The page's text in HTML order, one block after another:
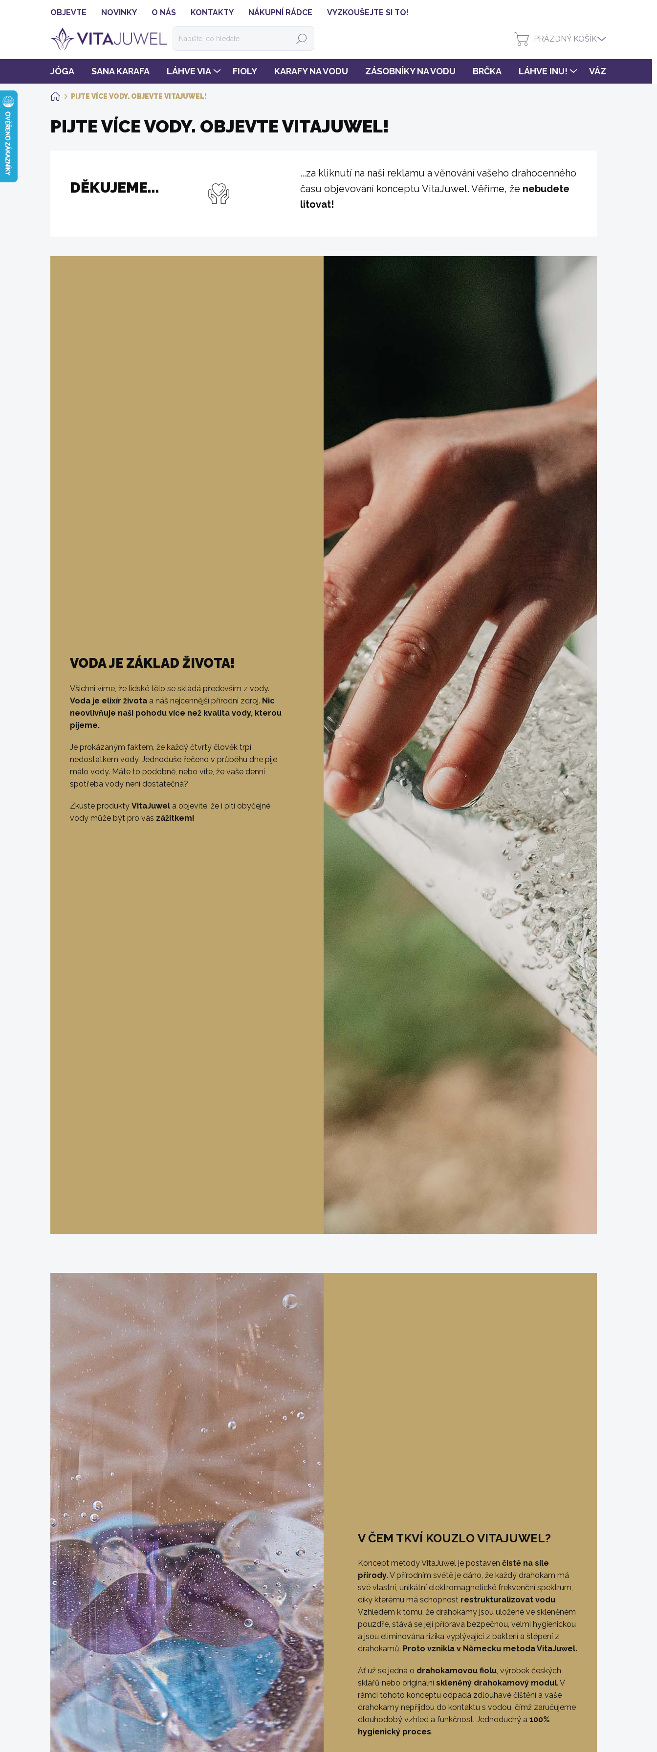
OBJEVTE NOVINKY O NÁS KONTAKTY NÁKUPNÍ RÁDCE VYZKOUŠEJTE SI TO!
HLEDAT PRÁZDNÝ KOŠÍK
JÓGA SANA KARAFA LÁHVE VIA FIOLY KARAFY NA VODU ZÁSOBNÍKY NA VODU BRČKA LÁHVE INU! VÁZY FLORA
DOMŮPIJTE VÍCE VODY. OBJEVTE VITAJUWEL!
PIJTE VÍCE VODY. OBJEVTE VITAJUWEL!
DĚKUJEME...
...za kliknutí na naši reklamu a věnování vašeho drahocenného
času objevování konceptu VitaJuwel. Věříme, že nebudete
litovat!
VODA JE ZÁKLAD ŽIVOTA!
Všichni víme, že lidské tělo se skládá především z vody.
Voda je elixír života a náš nejcennější přírodní zdroj. Nic
neovlivňuje naši pohodu více než kvalita vody, kterou
pijeme.
Je prokázaným faktem, že každý čtvrtý člověk trpí
nedostatkem vody. Jednoduše řečeno v průběhu dne pije
málo vody. Máte to podobně, nebo víte, že vaše denní
spotřeba vody není dostatečná?
Zkuste produkty VitaJuwel a objevíte, že i pití obyčejné
vody může být pro vás zážitkem!
V ČEM TKVÍ KOUZLO VITAJUWEL?
Koncept metody VitaJuwel je postaven čistě na síle
přírody. V přírodním světě je dáno, že každý drahokam má
své vlastní, unikátní elektromagnetické frekvenční spektrum,
díky kterému má schopnost restrukturalizovat vodu.
Vzhledem k tomu, že drahokamy jsou uložené ve skleněném
pouzdře, stává se její příprava bezpečnou, velmi hygienickou
a jsou eliminována rizika vyplývající z bakterií a štěpení z
drahokamů. Proto vznikla v Německu metoda VitaJuwel.
Ať už se jedná o drahokamovou fiolu , výrobek českých
sklářů nebo originální skleněný drahokamový modul. V
rámci tohoto konceptu odpadá zdlouhavé čištění a vaše
drahokamy nepřijdou do kontaktu s vodou, čímž zaručujeme
dlouhodobý vzhled a funkčnost. Jednoduchý a 100%
hygienický proces.